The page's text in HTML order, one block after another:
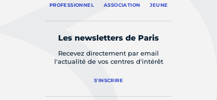
PROFESSIONNEL ASSOCIATION JEUNE
Les newsletters de Paris
Recevez directement par email
l'actualité de vos centres d'intérêt
S'INSCRIRE